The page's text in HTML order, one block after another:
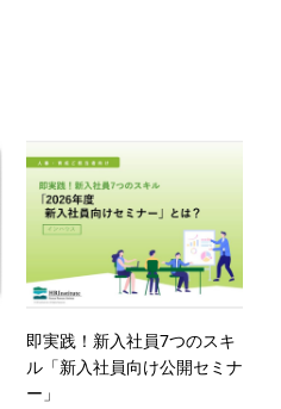
即実践！新入社員7つのスキ
ル「新入社員向け公開セミナ
ー」